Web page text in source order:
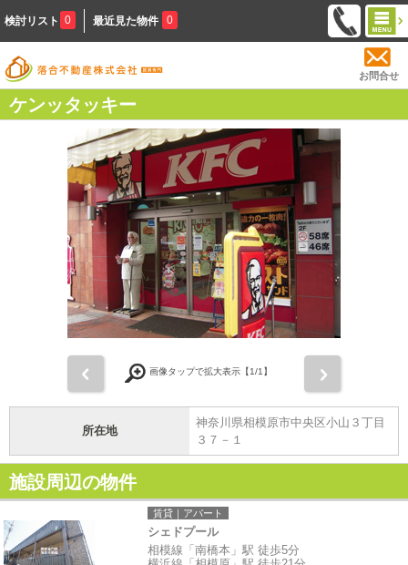
検討リスト 0 最近見た物件 0
お問合せ
ケンッタッキー
画像タップで拡大表示【1/1】
所在地
神奈川県相模原市中央区小山３丁目
３７－１
施設周辺の物件
賃貸｜アパート
シェドプール
相模線「南橋本」駅 徒歩5分